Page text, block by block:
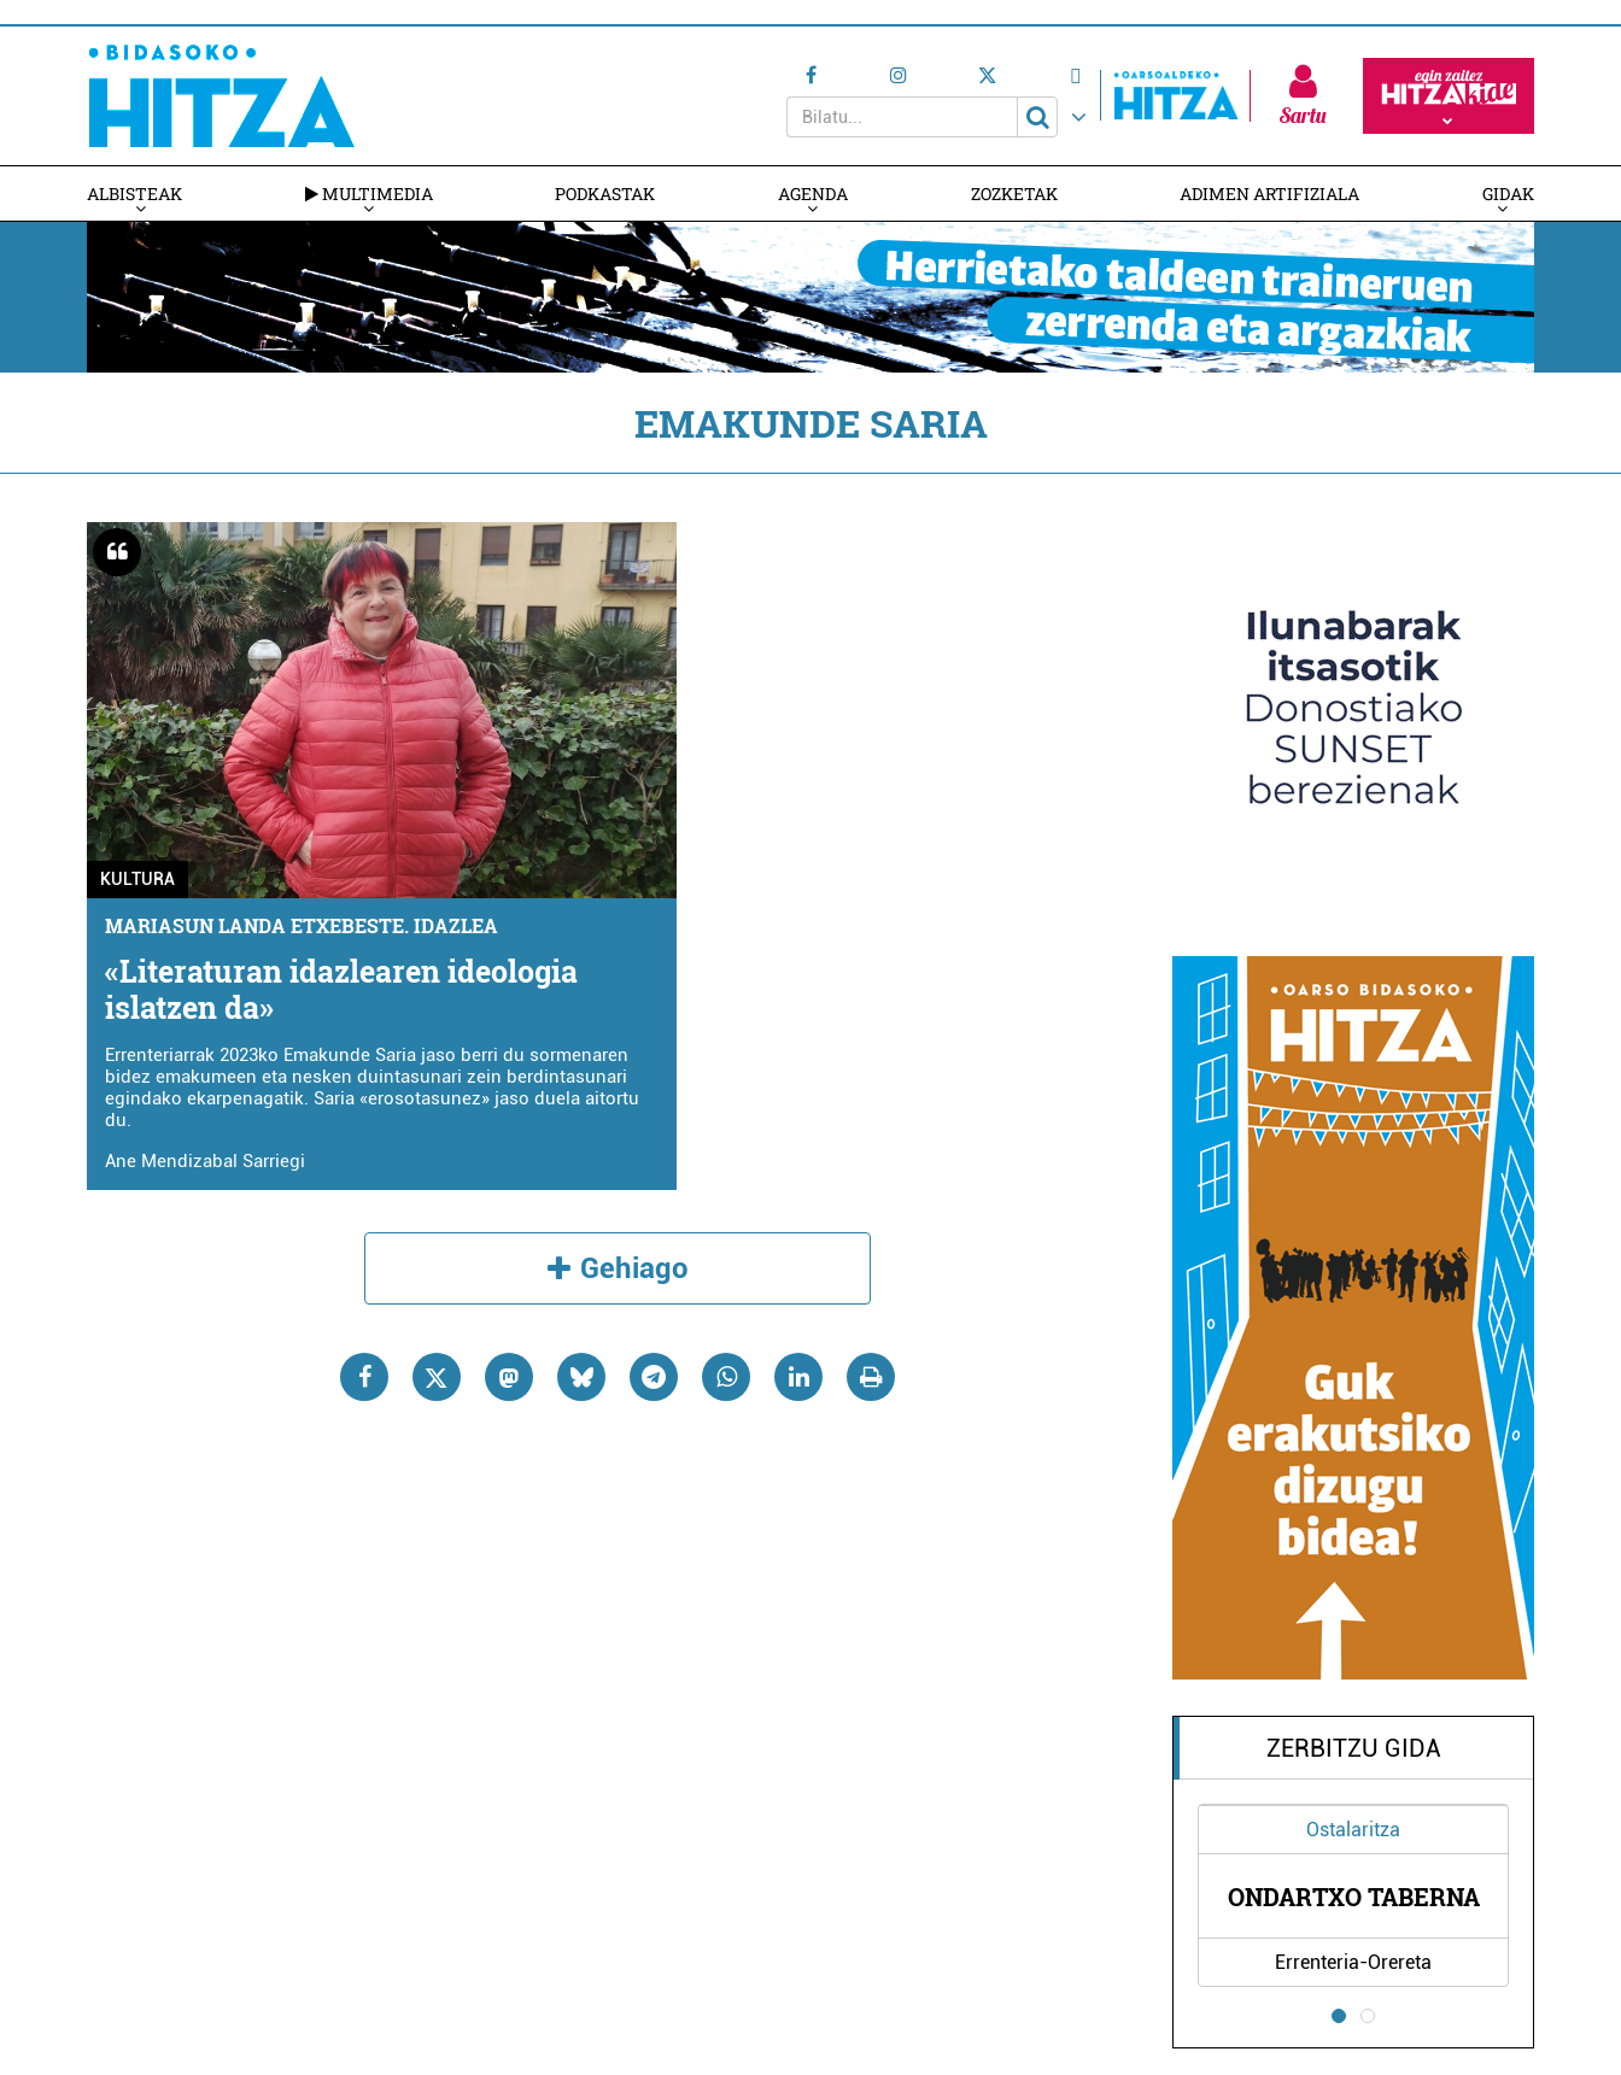
Sartu
ALBISTEAK MULTIMEDIA PODKASTAK AGENDA ZOZKETAK ADIMEN ARTIFIZIALA GIDAK
EMAKUNDE SARIA
KULTURA
MARIASUN LANDA ETXEBESTE. IDAZLEA
«Literaturan idazlearen ideologia
islatzen da»
Errenteriarrak 2023ko Emakunde Saria jaso berri du sormenaren
bidez emakumeen eta nesken duintasunari zein berdintasunari
egindako ekarpenagatik. Saria «erosotasunez» jaso duela aitortu
du.
Ane Mendizabal Sarriegi
Gehiago
ZERBITZU GIDA
Ostalaritza
ONDARTXO TABERNA
Errenteria-Orereta